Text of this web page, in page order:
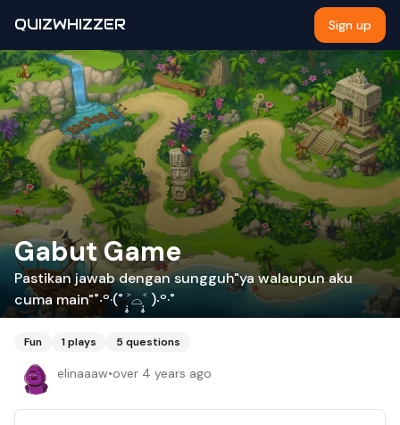
QUIZWHIZZER Sign up
Gabut Game
Pastikan jawab dengan sungguh"ya walaupun aku
cuma main"˚‧º·(˚ ˃̣̣̥⌓˂̣̣̥ )‧º·˚
Fun 1plays 5 questions
elinaaaw•over 4 years ago